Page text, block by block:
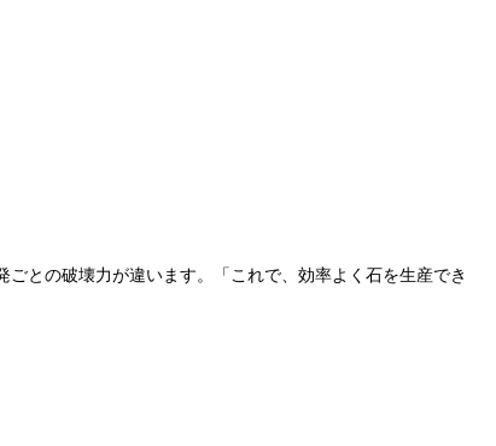
との破壊力が違います。「これで、効率よく石を生産でき